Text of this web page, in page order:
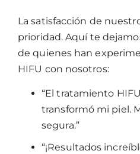
La satisfacción de
prioridad. Aquí te
de quienes han
HIFU con nosotros:
“El tratamiento
transformó mi piel.
segura.”
“¡Resultados